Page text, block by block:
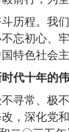
历程。我
忘初心、
特色社会
代十年的
寻常、极
，深化党